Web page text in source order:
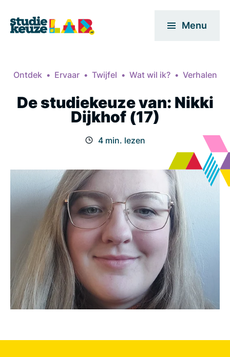
Menu
Ontdek Ervaar Twijfel Wat wil ik? Verhalen
De studiekeuze van: Nikki
Dijkhof (17)
4 min. lezen